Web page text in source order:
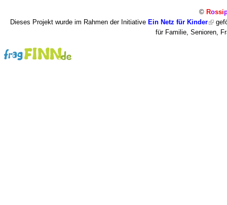
© Rossi
Dieses Projekt wurde im Rahmen der Initiative Ein Netz für Kinder
für Familie, Senioren,